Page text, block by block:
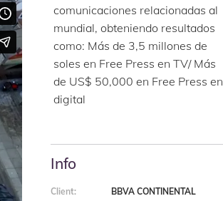
comunicaciones relacionadas al
mundial, obteniendo resultados
como: Más de 3,5 millones de
soles en Free Press en TV/ Más
de US$ 50,000 en Free Press en
digital
Info
Client:
BBVA CONTINENTAL